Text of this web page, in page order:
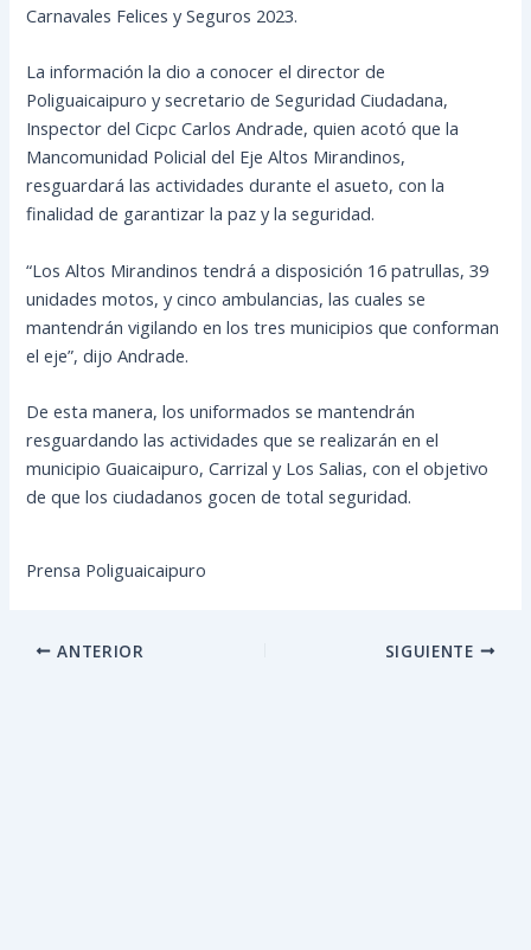
Carnavales Felices y Seguros 2023.
La información la dio a conocer el director de
Poliguaicaipuro y secretario de Seguridad Ciudadana,
Inspector del Cicpc Carlos Andrade, quien acotó que la
Mancomunidad Policial del Eje Altos Mirandinos,
resguardará las actividades durante el asueto, con la
finalidad de garantizar la paz y la seguridad.
“Los Altos Mirandinos tendrá a disposición 16 patrullas, 39
unidades motos, y cinco ambulancias, las cuales se
mantendrán vigilando en los tres municipios que conforman
el eje”, dijo Andrade.
De esta manera, los uniformados se mantendrán
resguardando las actividades que se realizarán en el
municipio Guaicaipuro, Carrizal y Los Salias, con el objetivo
de que los ciudadanos gocen de total seguridad.
Prensa Poliguaicaipuro
ANTERIOR SIGUIENTE